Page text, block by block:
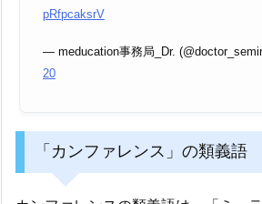
pRfpcaksrV
— meducation事務局_Dr.
20
「カンファレンス」の類義語